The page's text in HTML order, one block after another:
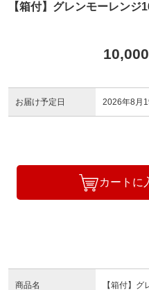
【箱付】グレンモーレンジ
お届け予定日 2026年8月
カートに
商品名
【箱付】